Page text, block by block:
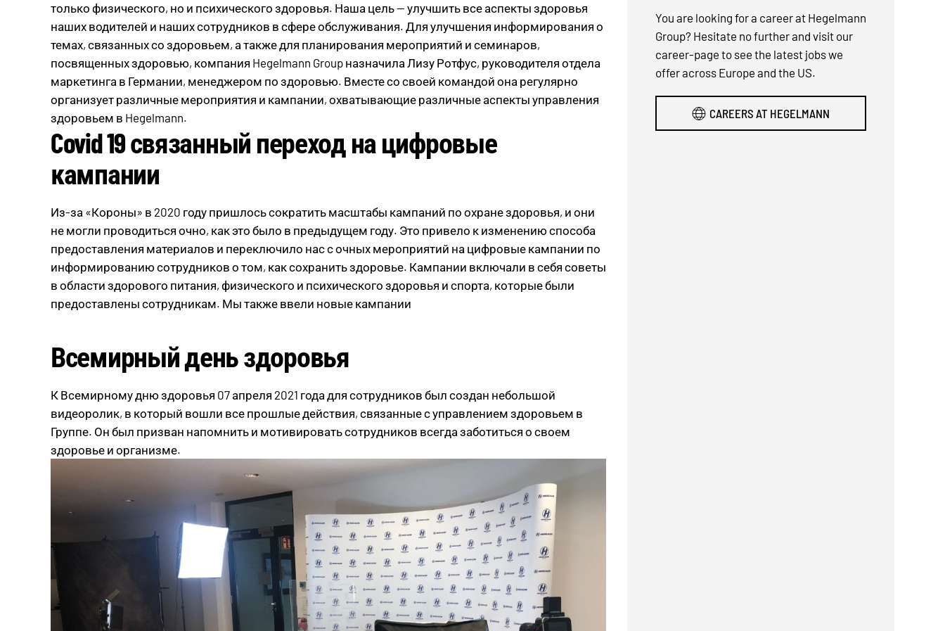
только физического, но и психического здоровья. Наша цель — улучшить все аспекты здоровья
наших водителей и наших сотрудников в сфере обслуживания. Для улучшения информирования о
темах, связанных со здоровьем, а также для планирования мероприятий и семинаров,
посвященных здоровью, компания Hegelmann Group назначила Лизу Ротфус, руководителя отдела
маркетинга в Германии, менеджером по здоровью. Вместе со своей командой она регулярно
организует различные мероприятия и кампании, охватывающие различные аспекты управления
здоровьем в Hegelmann.
Covid 19 связанный переход на цифровые
кампании
Из-за «Короны» в 2020 году пришлось сократить масштабы кампаний по охране здоровья, и они
не могли проводиться очно, как это было в предыдущем году. Это привело к изменению способа
предоставления материалов и переключило нас с очных мероприятий на цифровые кампании по
информированию сотрудников о том, как сохранить здоровье. Кампании включали в себя советы
в области здорового питания, физического и психического здоровья и спорта, которые были
предоставлены сотрудникам. Мы также ввели новые кампании
Всемирный день здоровья
К Всемирному дню здоровья 07 апреля 2021 года для сотрудников был создан небольшой
видеоролик, в который вошли все прошлые действия, связанные с управлением здоровьем в
Группе. Он был призван напомнить и мотивировать сотрудников всегда заботиться о своем
здоровье и организме.
You are looking for a career at Hegelmann
Group? Hesitate no further and visit our
career-page to see the latest jobs we
offer across Europe and the US.
CAREERS AT HEGELMANN